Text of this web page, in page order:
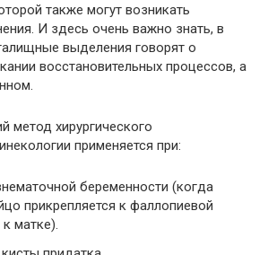
также могут возникать
И здесь очень важно знать, в
выделения говорят о
восстановительных процессов, а
метод хирургического
применяется при:
беременности (когда
прикрепляется к фаллопиевой
к матке).